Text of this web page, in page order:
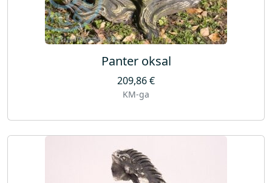
Panter oksal
209,86€
KM-ga